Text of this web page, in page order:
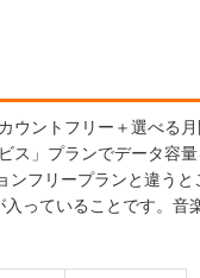
ウントフリー＋選べる
ス」プランでデータ容
ンフリープランと違うと
っていることです。音